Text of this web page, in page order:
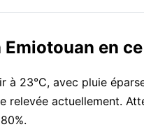
en
à 23°C, avec pluie
relevée actuellement.